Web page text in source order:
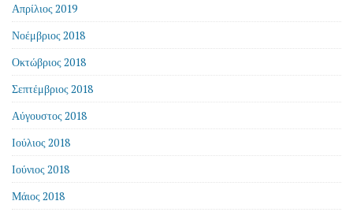
Απρίλιος 2019
Νοέμβριος 2018
Οκτώβριος 2018
Σεπτέμβριος 2018
Αύγουστος 2018
Ιούλιος 2018
Ιούνιος 2018
Μάιος 2018